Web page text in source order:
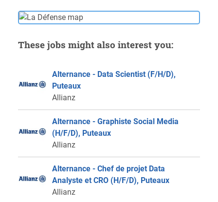
These jobs might also interest you:
Alternance - Data Scientist (F/H/D),
Puteaux
Allianz
Alternance - Graphiste Social Media
(H/F/D), Puteaux
Allianz
Alternance - Chef de projet Data
Analyste et CRO (H/F/D), Puteaux
Allianz